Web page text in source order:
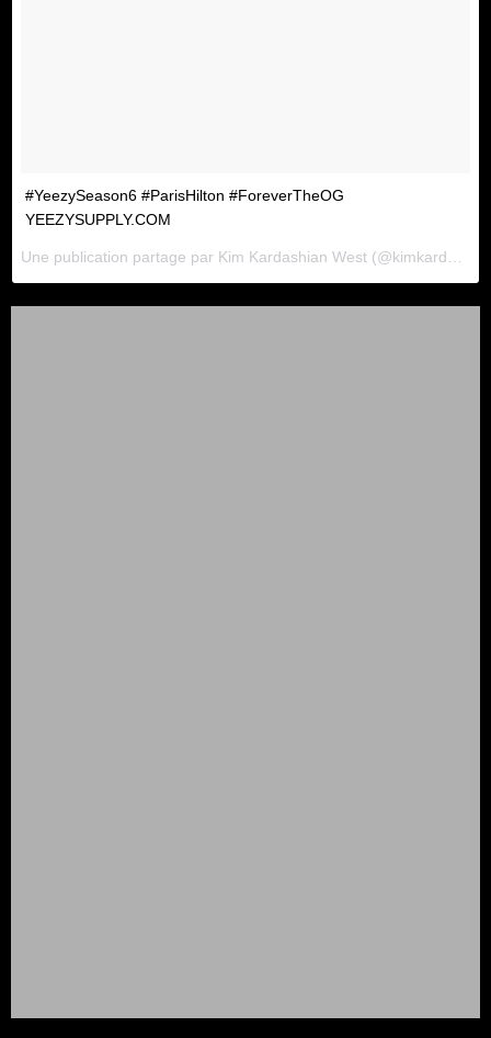
#YeezySeason6 #ParisHilton #ForeverTheOG
YEEZYSUPPLY.COM
Une publication partage par Kim Kardashian West (@kimkardashian) le